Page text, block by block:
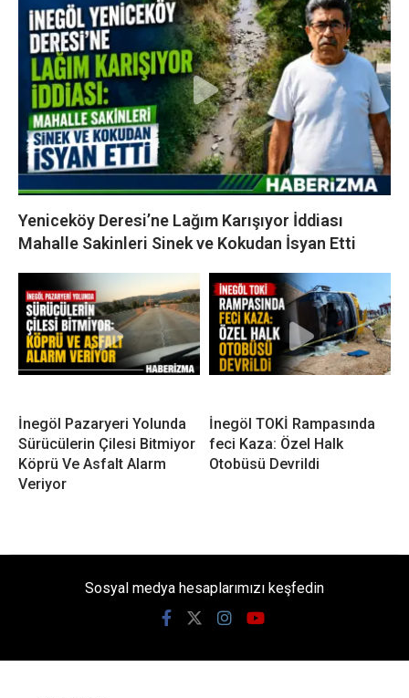
Yeniceköy Deresi’ne Lağım Karışıyor İddiası
Mahalle Sakinleri Sinek ve Kokudan İsyan Etti
İnegöl Pazaryeri Yolunda
Sürücülerin Çilesi Bitmiyor
Köprü Ve Asfalt Alarm
Veriyor
İnegöl TOKİ Rampasında
feci Kaza: Özel Halk
Otobüsü Devrildi
Sosyal medya hesaplarımızı keşfedin